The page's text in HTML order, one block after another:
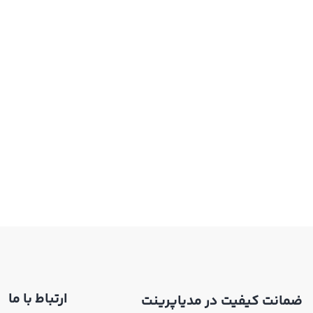
ضمانت کیفیت در مدیاپرینت ارتباط با ما